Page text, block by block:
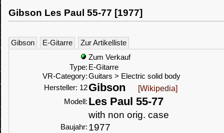
Gibson Les Paul 55-77 [1977]
Gibson E-Gitarre
Zur Artikelliste
Zum Verkauf
Type: E-Gitarre
VR-Category:Guitars > Electric solid body
Hersteller: 12Gibson [Wikipedia]
Modell: Les Paul 55-77
with non orig. case
Baujahr: 1977